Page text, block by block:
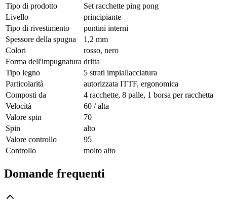
Tipo di prodotto
Set racchette ping pong
Livello
principiante
Tipo di rivestimento
puntini interni
Spessore della spugna
1,2 mm
Colori
rosso, nero
Forma dell'impugnatura dritta
Tipo legno
5 strati impiallacciatura
Particolarità
autorizzata ITTF, ergonomica
Composti da
4 racchette, 8 palle, 1 borsa per racchetta
Velocità
60 / alta
Valore spin
70
Spin
alto
Valore controllo
95
Controllo
molto alto
Domande frequenti